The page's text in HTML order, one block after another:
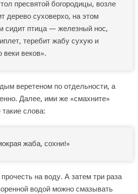
пресвятой богородицы, возле
дерево суховерхо, на этом
сидит птица — железный нос,
теребит жабу сухую и
веки веков».
веретеном по отдельности, а
Далее, ими же «смахните»
слова:
жаба, сохни!»
на воду. А затем три раза
водой можно смазывать